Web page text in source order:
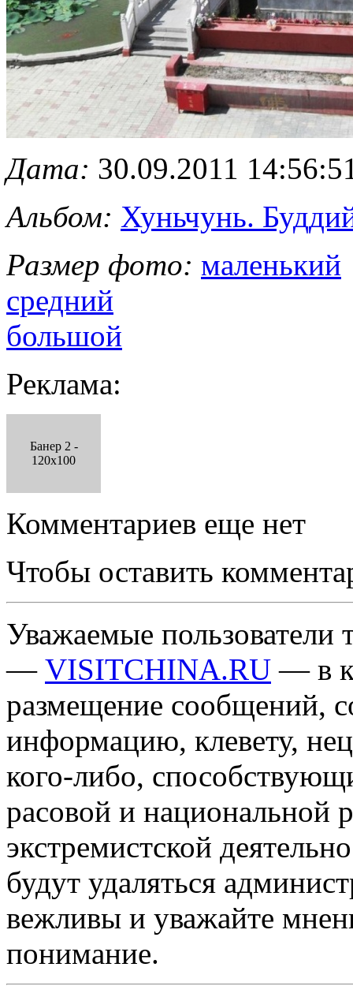
Дата: 30.09.2011
Альбом: Хуньчунь.
Размер фото: маленький
средний
большой
Реклама:
Банер 2 -
120x100
Комментариев еще нет
Чтобы оставить
Уважаемые пользователи
— VISITCHINA.RU — в
размещение сообщений,
информацию, клевету,
кого-либо,
расовой и национальной
экстремистской
будут удаляться
вежливы и уважайте
понимание.